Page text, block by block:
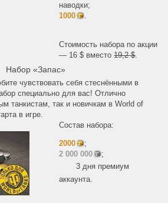
наводки;
1000
.
Стоимость набора по акции
— 16 $ вместо19,2 $.
Набор «Запас»
чувствовать себя стеснёнными в
специально для вас! Отлично
танкистам, так и новичкам в World of
в игре.
Состав набора:
2000
;
2 000 000
;
3 дня премиум
аккаунта.